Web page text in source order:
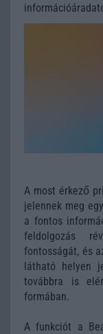
A most érkező
jelennek meg
a fontos
feldolgozás
fontosságát, és
látható helyen
továbbra is
formában.
A funkciót a